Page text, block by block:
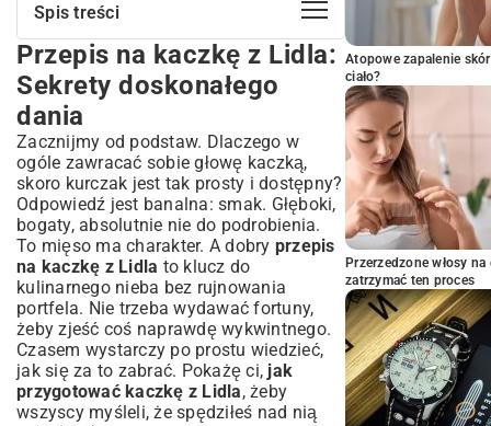
Spis treści
Przepis na kaczkę z Lidla: Sekrety
doskonałego dania
Dlaczego kaczka z Lidla to dobry wybór?
Jak wybrać idealną kaczkę w Lidlu?
Na co zwrócić uwagę przy zakupie kaczki?
Przygotowanie kaczki: Marynowanie i
farsz
Proste marynaty, które wzbogacą smak
kaczki
Pomysły na farsz do kaczki – tradycyjne i
nowoczesne
Pieczenie kaczki z Lidla krok po kroku
Idealna temperatura i czas pieczenia
kaczki
Jak uzyskać chrupiącą skórkę i soczyste
mięso?
Przepis na kaczkę z Lidla:
Sekrety doskonałego
dania
Zacznijmy od podstaw. Dlaczego w
ogóle zawracać sobie głowę kaczką,
skoro kurczak jest tak prosty i dostępny?
Odpowiedź jest banalna: smak. Głęboki,
bogaty, absolutnie nie do podrobienia.
To mięso ma charakter. A dobry przepis
na kaczkę z Lidla to klucz do
kulinarnego nieba bez rujnowania
portfela. Nie trzeba wydawać fortuny,
żeby zjeść coś naprawdę wykwintnego.
Czasem wystarczy po prostu wiedzieć,
jak się za to zabrać. Pokażę ci, jak
przygotować kaczkę z Lidla, żeby
wszyscy myśleli, że spędziłeś nad nią
Atopowe zapalenie
ciało?
Przerzedzone włosy
zatrzymać ten proces